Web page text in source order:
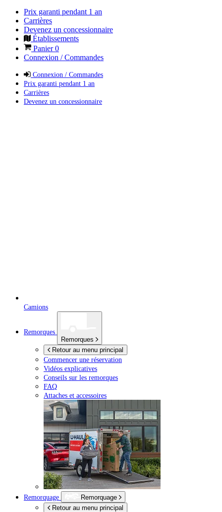
Prix garanti pendant 1 an
Carrières
Devenez un concessionnaire
Établissements
Panier0
Connexion / Commandes
Connexion / Commandes
Prix garanti pendant 1 an
Carrières
Devenez un concessionnaire
Camions
Remorques
Remorques
Retour au menu principal
Commencer une réservation
Vidéos explicatives
Conseils sur les remorques
FAQ
Attaches et accessoires
Remorquage
Remorquage
Retour au menu principal